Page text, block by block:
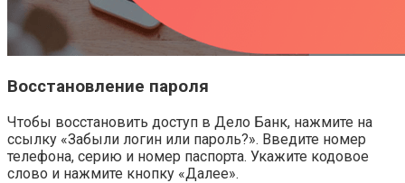
Восстановление пароля
Чтобы восстановить доступ в Дело Банк, нажмите на
ссылку «Забыли логин или пароль?». Введите номер
телефона, серию и номер паспорта. Укажите кодовое
слово и нажмите кнопку «Далее».